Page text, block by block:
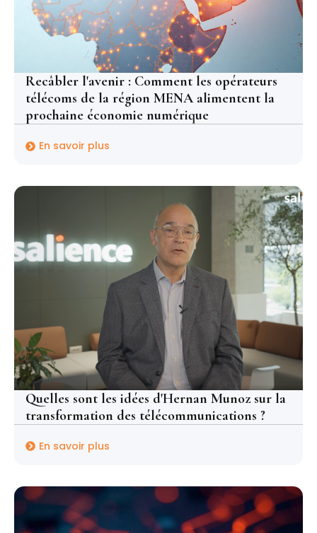
Recâbler l'avenir : Comment les opérateurs
télécoms de la région MENA alimentent la
prochaine économie numérique
En savoir plus
Quelles sont les idées d'Hernan Munoz sur la
transformation des télécommunications ?
En savoir plus